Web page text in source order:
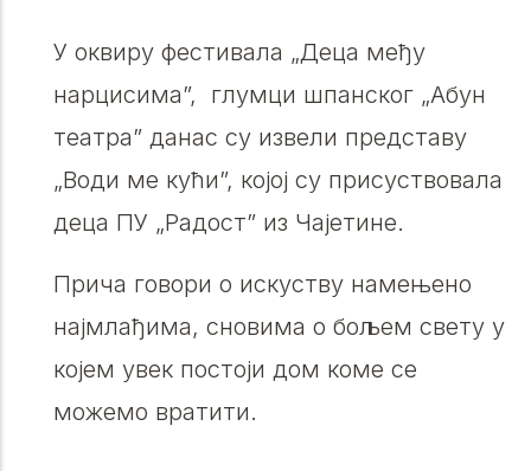
У оквиру фестивала „Деца међу
нарцисима”, глумци шпанског „Абун
театра” данас су извели представу
„Води ме кући”, којој су присуствовала
деца ПУ „Радост” из Чајетине.
Прича говори о искуству намењено
најмлађима, сновима о бољем свету у
којем увек постоји дом коме се
можемо вратити.